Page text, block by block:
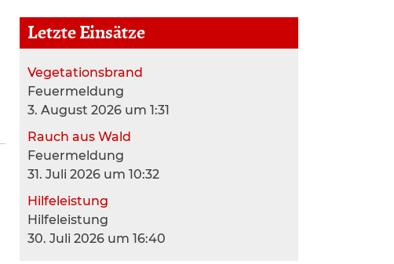
Letzte Einsätze
Vegetationsbrand
Feuermeldung
3. August 2026 um 1:31
Rauch aus Wald
Feuermeldung
31. Juli 2026 um 10:32
Hilfeleistung
Hilfeleistung
30. Juli 2026 um 16:40